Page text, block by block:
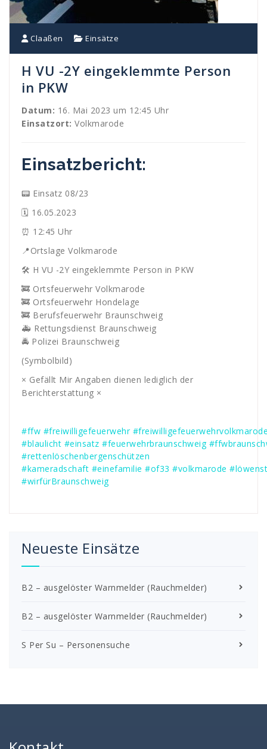
Claaßen Einsätze
H VU -2Y eingeklemmte Person
in PKW
Datum: 16. Mai 2023 um 12:45 Uhr
Einsatzort: Volkmarode
Einsatzbericht:
📟 Einsatz 08/23
🗓 16.05.2023
⏰ 12:45 Uhr
📍Ortslage Volkmarode
🛠️ H VU -2Y eingeklemmte Person in PKW
🚒 Ortsfeuerwehr Volkmarode
🚒 Ortsfeuerwehr Hondelage
🚒 Berufsfeuerwehr Braunschweig
🚑 Rettungsdienst Braunschweig
🚔 Polizei Braunschweig
(Symbolbild)
× Gefällt Mir Angaben dienen lediglich der
Berichterstattung ×
#ffw #freiwilligefeuerwehr
#blaulicht #einsatz #feuerwehrbraunschweig
#rettenlöschenbergenschützen
#kameradschaft #einefamilie #of33 #volkmarode
#wirfürBraunschweig
Neueste Einsätze
B2 – ausgelöster Warnmelder (Rauchmelder)
B2 – ausgelöster Warnmelder (Rauchmelder)
S Per Su – Personensuche